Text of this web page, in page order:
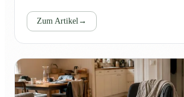
Zum Artikel →